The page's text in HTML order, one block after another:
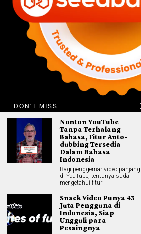
DON'T MISS
Nonton YouTube
Tanpa Terhalang
Bahasa, Fitur Auto-
dubbing Tersedia
Dalam Bahasa
Indonesia
Bagi penggemar video panjang
di YouTube, tentunya sudah
mengetahui fitur
Snack Video Punya 43
Juta Pengguna di
Indonesia, Siap
Ungguli para
Pesaingnya